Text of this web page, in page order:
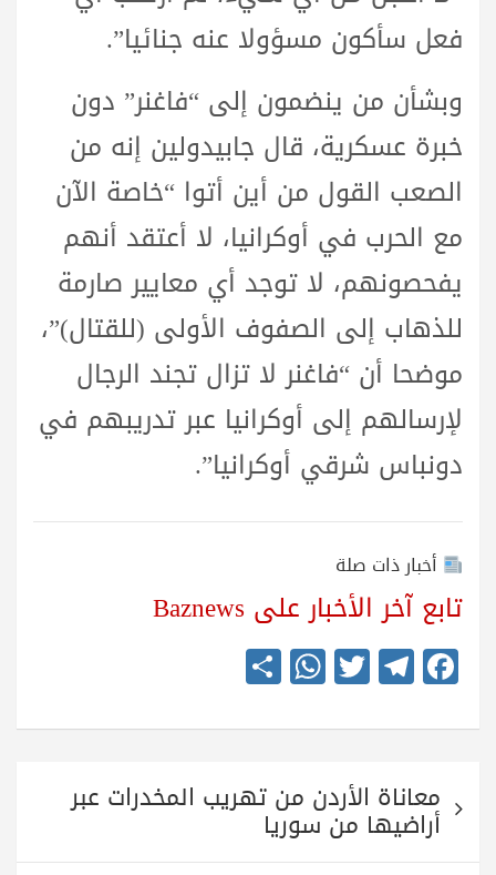
فعل سأكون مسؤولا عنه جنائيا”.
وبشأن من ينضمون إلى “فاغنر” دون
خبرة عسكرية، قال جابيدولين إنه من
الصعب القول من أين أتوا “خاصة الآن
مع الحرب في أوكرانيا، لا أعتقد أنهم
يفحصونهم، لا توجد أي معايير صارمة
للذهاب إلى الصفوف الأولى (للقتال)”،
موضحا أن “فاغنر لا تزال تجند الرجال
لإرسالهم إلى أوكرانيا عبر تدريبهم في
دونباس شرقي أوكرانيا”.
أخبار ذات صلة
تابع آخر الأخبار على Baznews
Fa
ce
bo
ok
Te
le
gr
a
m
T
wi
tte
r
W
ha
ts
A
pp
re
المقالات
معاناة الأردن من تهريب المخدرات عبر
أراضيها من سوريا